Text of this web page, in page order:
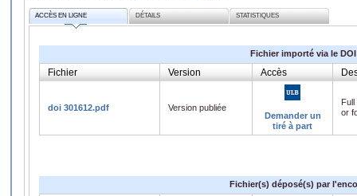
ACCÈS EN LIGNE DÉTAILS STATISTIQUES
Fichier importé via le DOI
Fichier Version Accès
doi 301612.pdf
Version publiée
Demander un
tiré à part
or
Fichier(s) déposé(s) par